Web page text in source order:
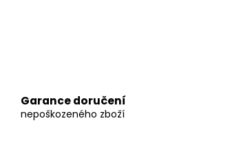
Garance doručení
nepoškozeného zboží